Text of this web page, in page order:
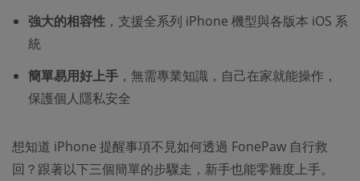
強大的相容性 ，支援全系列 iPhone 機型與各版本 iOS 系
統
簡單易用好上手 ，無需專業知識，自己在家就能操作，
保護個人隱私安全
想知道 iPhone 提醒事項不見如何透過 FonePaw 自行救
回？跟著以下三個簡單的步驟走，新手也能零難度上手。